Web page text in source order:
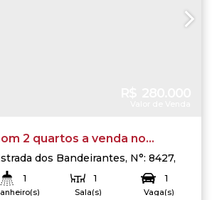
2 quartos a venda no
Bandeirantes - Jacarepaguá -
dos Bandeirantes, N°: 8427,
de Janeiro
1 1
Sala(s)
1
Vaga(s)